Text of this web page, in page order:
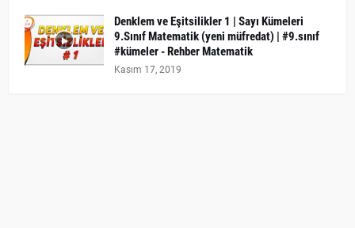
Denklem ve Eşitsilikler 1 | Sayı Kümeleri
9.Sınıf Matematik (yeni müfredat) | #9.sınıf
#kümeler - Rehber Matematik
Kasım 17, 2019